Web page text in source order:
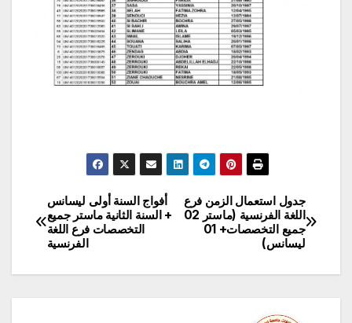
تصفّح
المقالات
أفواج السنة أولى ليسانس
+ السنة الثانية ماستر جميع
التخصصات فرع اللغة
الفرنسية
جدول استعمال الزمن فرع
اللغة الفرنسية (ماستر 02
جميع التخصصات+ 01
ليسانس)